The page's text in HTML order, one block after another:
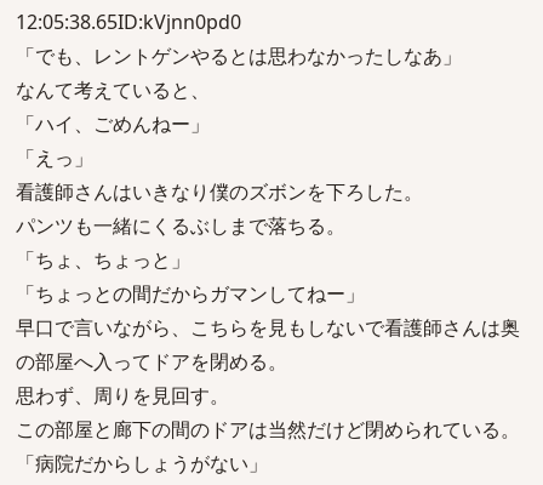
12:05:38.65ID:kVjnn0pd0
「でも、レントゲンやるとは思わなかったしなあ」
なんて考えていると、
「ハイ、ごめんねー」
「えっ」
看護師さんはいきなり僕のズボンを下ろした。
パンツも一緒にくるぶしまで落ちる。
「ちょ、ちょっと」
「ちょっとの間だからガマンしてねー」
早口で言いながら、こちらを見もしないで看護師さんは奥
の部屋へ入ってドアを閉める。
思わず、周りを見回す。
この部屋と廊下の間のドアは当然だけど閉められている。
「病院だからしょうがない」